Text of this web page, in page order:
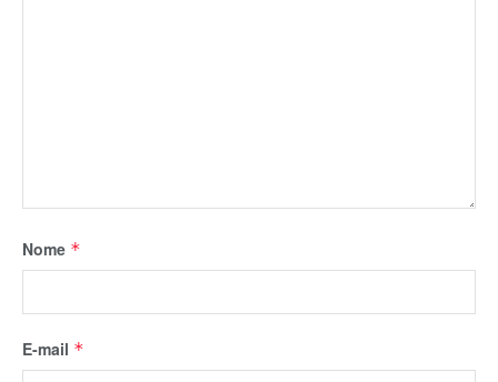
Nome *
E-mail *